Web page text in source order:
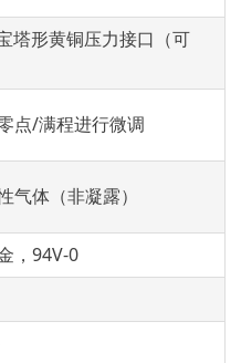
塔形黄铜压力接口（可
点/满程进行微调
气体（非凝露）
，94V-0